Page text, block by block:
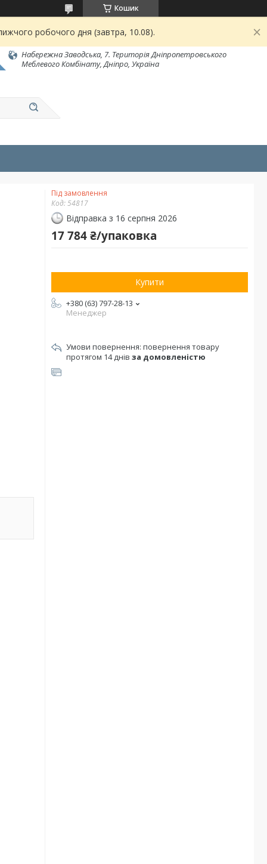
Кошик
робочого дня (завтра, 10.08).
Набережна Заводська, 7. Територія Дніпропетровського
Меблевого Комбінату, Дніпро, Україна
Під замовлення
Код:54817
Відправка з 16 серпня 2026
17 784 ₴/упаковка
Купити
+380 (63) 797-28-13
Менеджер
повернення товару
протягом 14 днів за домовленістю